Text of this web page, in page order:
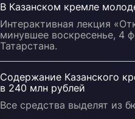
В Казанском кремле
Интерактивная лекция
минувшее воскресенье, 4
Татарстана.
Содержание Казанского
в 240 млн рублей
Все средства выделят из